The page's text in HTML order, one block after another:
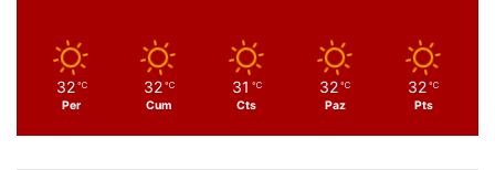
32 ℃
Per
32 ℃
Cum
31 ℃
Cts
32 ℃
Paz
32 ℃
Pts